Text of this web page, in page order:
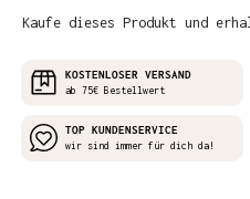
Kaufe dieses Produkt und
KOSTENLOSER VERSAND
ab 75€ Bestellwert
TOP KUNDENSERVICE
wir sind immer für dich da!